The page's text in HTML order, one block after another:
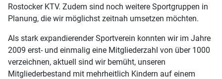
Rostocker KTV. Zudem sind noch weitere Sportgruppen in
Planung, die wir möglichst zeitnah umsetzen möchten.
Als stark expandierender Sportverein konnten wir im Jahre
2009 erst- und einmalig eine Mitgliederzahl von über 1000
verzeichnen, aktuell sind wir bemüht, unseren
Mitgliederbestand mit mehrheitlich Kindern auf einem